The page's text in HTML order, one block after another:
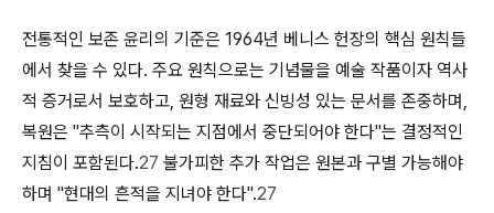
전통적인 보존 윤리의 기준은 1964년 베니스 헌장의 핵심 원칙들
에서 찾을 수 있다. 주요 원칙으로는 기념물을 예술 작품이자 역사
적 증거로서 보호하고, 원형 재료와 신빙성 있는 문서를 존중하며,
복원은 "추측이 시작되는 지점에서 중단되어야 한다"는 결정적인
지침이 포함된다.27 불가피한 추가 작업은 원본과 구별 가능해야
하며 "현대의 흔적을 지녀야 한다".27